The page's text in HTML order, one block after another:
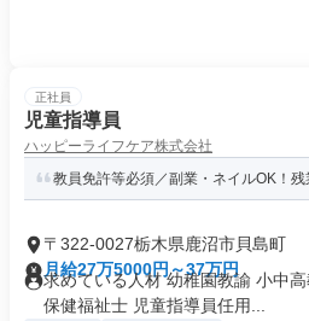
正社員
児童指導員
ハッピーライフケア株式会社
教員免許等必須／副業・ネイルOK！残
〒322-0027栃木県鹿沼市貝島町
月給27万5000円～37万円
求めている人材 幼稚園教諭 小中
保健福祉士 児童指導員任用...